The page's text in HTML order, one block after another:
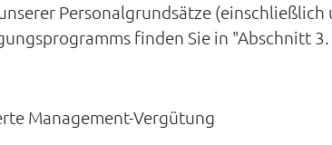
Personalgrundsätze
finden Sie in "Abschnitt 3.
Management-Vergütung